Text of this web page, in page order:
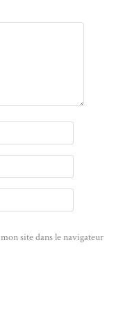
site dans le navigateur